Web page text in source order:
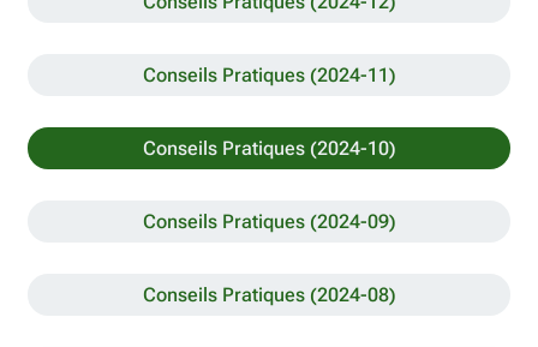
Conseils Pratiques (2024-11)
Conseils Pratiques (2024-10)
Conseils Pratiques (2024-09)
Conseils Pratiques (2024-08)